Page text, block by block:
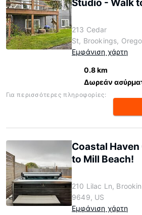
Studio - Walk
213 Cedar
St, Brookings,
Εμφάνιση χάρτη
0.8 km
Δωρεάν
Για περισσότερες πληροφορίες:
Coastal Haven
to Mill Beach!
210 Lilac Ln,
9649, US
Εμφάνιση χάρτη